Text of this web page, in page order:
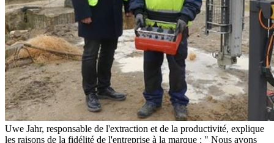
Uwe Jahr, responsable de l'extraction et de la productivité, explique
les raisons de la fidélité de l'entreprise à la marque : " Nous avons